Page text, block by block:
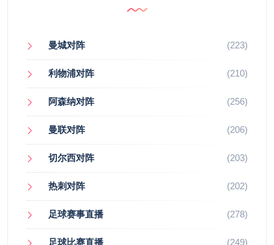
曼城对阵 (223)
利物浦对阵 (210)
阿森纳对阵 (256)
曼联对阵 (206)
切尔西对阵 (203)
热刺对阵 (202)
足球赛事直播 (278)
足球比赛直播 (249)